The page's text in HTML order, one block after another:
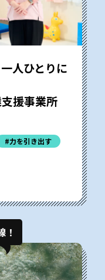
人ひとりに
援事業所
#力を引き出す
！